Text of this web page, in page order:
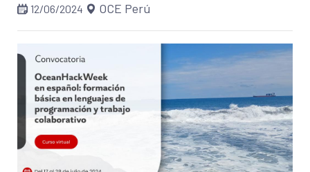
12/06/2024 OCE Perú